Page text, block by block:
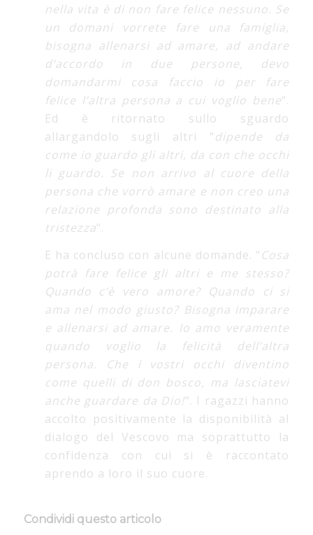
nella vita è di non fare felice nessuno. Se
un domani vorrete fare una famiglia,
bisogna allenarsi ad amare, ad andare
d’accordo in due
persone, devo
domandarmi cosa faccio io per fare
felice l’altra persona a cui voglio bene“.
Ed è ritornato sullo sguardo
allargandolo sugli altri “dipende da
come io guardo gli altri, da con che occhi
li guardo. Se non arrivo al cuore della
persona che vorrò amare e non creo una
relazione profonda sono destinato alla
tristezza“.
E ha concluso con alcune domande. “Cosa
potrà fare felice gli altri e me stesso?
Quando c’è vero amore? Quando ci si
ama nel modo giusto? Bisogna imparare
e allenarsi ad amare. Io amo veramente
quando voglio la felicità dell’altra
persona. Che i vostri occhi diventino
come quelli di don bosco, ma lasciatevi
anche guardare da Dio!“. I ragazzi hanno
accolto positivamente la disponibilità al
dialogo del Vescovo ma soprattutto la
confidenza con cui si è raccontato
aprendo a loro il suo cuore.
Condividi questo articolo